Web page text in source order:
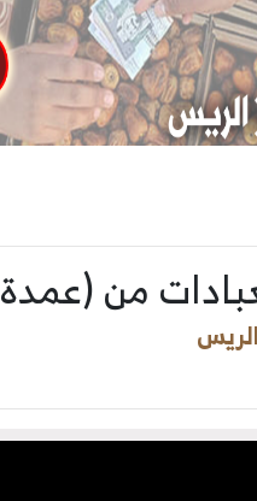
من (عمدة